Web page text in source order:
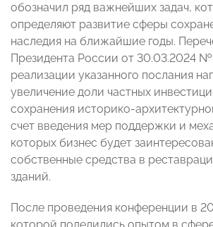
обозначил ряд важнейших задач,
определяют развитие сферы
наследия на ближайшие годы.
Президента России от 30.03.2024
реализации указанного послания
увеличение доли частных
сохранения историко-
счет введения мер поддержки и
которых бизнес будет
собственные средства в
зданий.
После проведения конференции в